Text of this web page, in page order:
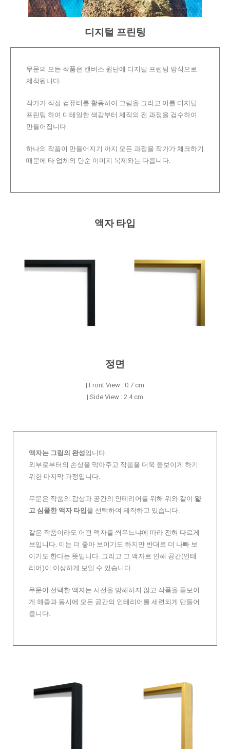
디지털 프린팅
무문의 모든 작품은 캔버스 원단에 디지털 프린팅 방식으로
제작됩니다.
작가가 직접 컴퓨터를 활용하여 그림을 그리고 이를 디지털
프린팅 하여 디테일한 색감부터 제작의 전 과정을 검수하여
만들어집니다.
하나의 작품이 만들어지기 까지 모든 과정을 작가가 체크하기
때문에 타 업체의 단순 이미지 복제와는 다릅니다.
액자 타입
정면
| Front View : 0.7 cm
| Side View : 2.4 cm
액자는 그림의 완성입니다.
외부로부터의 손상을 막아주고 작품을 더욱 돋보이게 하기
위한 마지막 과정입니다.
무문은 작품의 감상과 공간의 인테리어를 위해 위와 같이 얇
고 심플한 액자 타입 을 선택하여 제작하고 있습니다.
같은 작품이라도 어떤 액자를 씌우느냐에 따라 전혀 다르게
보입니다. 이는 더 좋아 보이기도 하지만 반대로 더 나빠 보
이기도 한다는 뜻입니다. 그리고 그 액자로 인해 공간(인테
리어)이 이상하게 보일 수 있습니다.
무문이 선택한 액자는 시선을 방해하지 않고 작품을 돋보이
게 해줌과 동시에 모든 공간의 인테리어를 세련되게 만들어
줍니다.